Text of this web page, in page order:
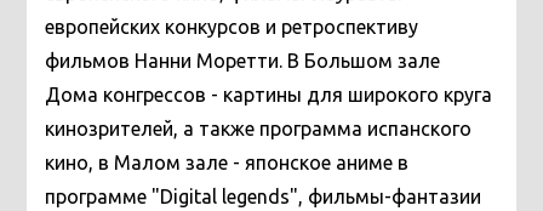
европейских конкурсов и ретроспективу
фильмов Нанни Моретти. В Большом зале
Дома конгрессов - картины для широкого круга
кинозрителей, а также программа испанского
кино, в Малом зале - японское аниме в
программе "Digital legends", фильмы-фантазии